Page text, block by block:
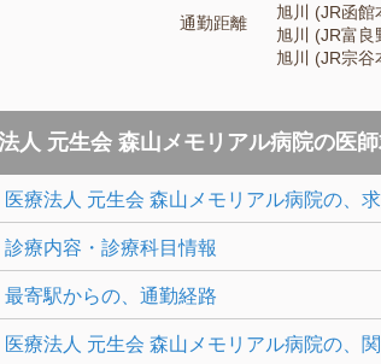
通勤距離
旭川 (JR函館
旭川 (JR富良
旭川 (JR宗谷
人 元生会 森山メモリアル病院の医
医療法人 元生会 森山メモリアル病院の、
診療内容・診療科目情報
最寄駅からの、通勤経路
医療法人 元生会 森山メモリアル病院の、